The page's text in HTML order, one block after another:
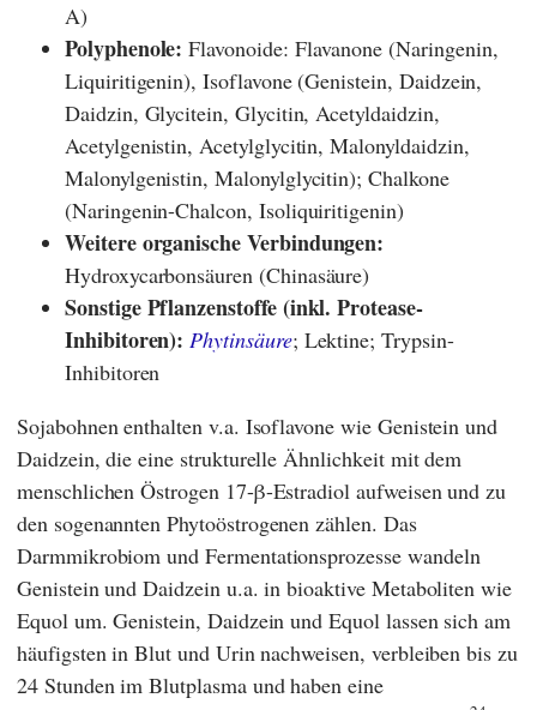
A)
Polyphenole: Flavonoide: Flavanone (Naringenin,
Liquiritigenin), Isoflavone (Genistein, Daidzein,
Daidzin, Glycitein, Glycitin, Acetyldaidzin,
Acetylgenistin, Acetylglycitin, Malonyldaidzin,
Malonylgenistin, Malonylglycitin); Chalkone
(Naringenin-Chalcon, Isoliquiritigenin)
Weitere organische Verbindungen:
Hydroxycarbonsäuren (Chinasäure)
Sonstige Pflanzenstoffe (inkl. Protease-
Inhibitoren): Phytinsäure; Lektine; Trypsin-
Inhibitoren
Sojabohnen enthalten v.a. Isoflavone wie Genistein und
Daidzein, die eine strukturelle Ähnlichkeit mit dem
menschlichen Östrogen 17-β-Estradiol aufweisen und zu
den sogenannten Phytoöstrogenen zählen. Das
Darmmikrobiom und Fermentationsprozesse wandeln
Genistein und Daidzein u.a. in bioaktive Metaboliten wie
Equol um. Genistein, Daidzein und Equol lassen sich am
häufigsten in Blut und Urin nachweisen, verbleiben bis zu
24 Stunden im Blutplasma und haben eine